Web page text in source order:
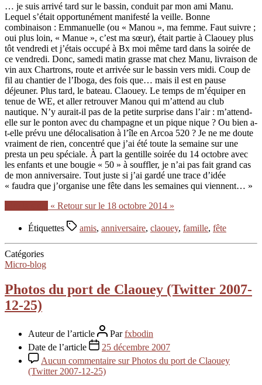
… je suis arrivé tard sur le bassin, conduit par mon ami Manu.
Lequel s’était opportunément manifesté la veille. Bonne
combinaison : Emmanuelle (ou « Manou », ma femme. Faut suivre ;
oui plus loin, « Manue », c’est ma sœur), était partie à Claouey plus
tôt vendredi et j’étais occupé à Bx moi même tard dans la soirée de
ce vendredi. Donc, samedi matin grasse mat chez Manu, livraison de
vin aux Chartrons, route et arrivée sur le bassin vers midi. Coup de
fil au chantier de l’Iboga, des fois que… mais il est en pause
déjeuner. Plus tard, le bateau. Claouey. Le temps de m’équiper en
tenue de WE, et aller retrouver Manou qui m’attend au club
nautique. N’y aurait-il pas de la petite surprise dans l’air : m’attend-
elle sur le ponton avec du champagne et un pique nique ? Ou bien a-
t-elle prévu une délocalisation à l’île en Arcoa 520 ? Je ne me doute
vraiment de rien, concentré que j’ai été toute la semaine sur une
presta un peu spéciale. À part la gentille soirée du 14 octobre avec
les enfants et une bougie « 50 » à souffler, je n’ai pas fait grand cas
de mon anniversaire. Tout juste si j’ai gardé une trace d’idée
« faudra que j’organise une fête dans les semaines qui viennent… »
« Retour sur le 18 octobre 2014 »
Étiquettes amis, anniversaire, claouey, famille, fête
Catégories
Micro-blog
Photos du port de Claouey (Twitter 2007-
12-25)
Auteur de l’article Parfxbodin
Date de l’article
25 décembre 2007
Aucun commentaire sur Photos du port de Claouey
(Twitter 2007-12-25)